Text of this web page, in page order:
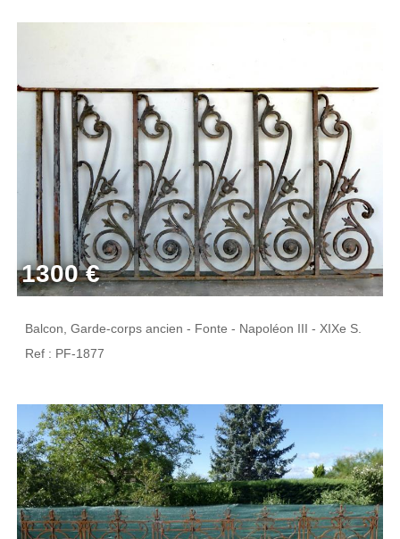
1300 €
Balcon, Garde-corps ancien - Fonte - Napoléon III - XIXe S.
Ref : PF-1877